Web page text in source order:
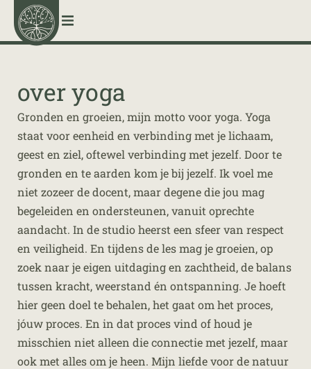
menu
over yoga
Gronden en groeien, mijn motto voor yoga. Yoga
staat voor eenheid en verbinding met je lichaam,
geest en ziel, oftewel verbinding met jezelf. Door te
gronden en te aarden kom je bij jezelf. Ik voel me
niet zozeer de docent, maar degene die jou mag
begeleiden en ondersteunen, vanuit oprechte
aandacht. In de studio heerst een sfeer van respect
en veiligheid. En tijdens de les mag je groeien, op
zoek naar je eigen uitdaging en zachtheid, de balans
tussen kracht, weerstand én ontspanning. Je hoeft
hier geen doel te behalen, het gaat om het proces,
jóuwproces. En in dat proces vind of houd je
misschien niet alleen die connectie met jezelf, maar
ook met alles om je heen. Mijn liefde voor de natuur